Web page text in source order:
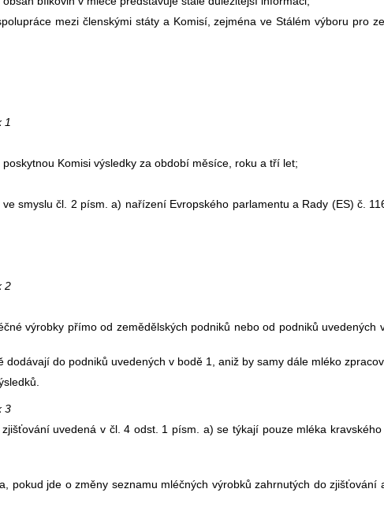
mezi členskými státy a Komisí, zejména ve Stálém výboru pro
1
Komisi výsledky za období měsíce, roku a tří let;
smyslu čl. 2 písm. a) nařízení Evropského parlamentu a Rady (ES) č.
2
výrobky přímo od zemědělských podniků nebo od podniků uvedených
do podniků uvedených v bodě 1, aniž by samy dále mléko
3
uvedená v čl. 4 odst. 1 písm. a) se týkají pouze mléka
jde o změny seznamu mléčných výrobků zahrnutých do zjišťování